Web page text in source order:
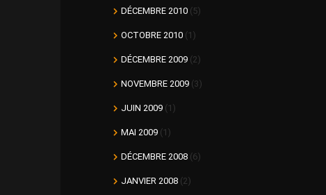
DÉCEMBRE 2010 (5)
OCTOBRE 2010 (1)
DÉCEMBRE 2009 (2)
NOVEMBRE 2009 (3)
JUIN 2009 (1)
MAI 2009 (1)
DÉCEMBRE 2008 (6)
JANVIER 2008 (2)